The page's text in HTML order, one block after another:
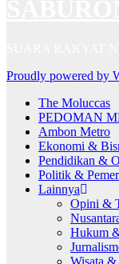
Proudly powered by
The Moluccas
PEDOMAN
Ambon Metro
Ekonomi &
Pendidikan &
Politik &
Lainnya
Opini &
Hukum
Wisata